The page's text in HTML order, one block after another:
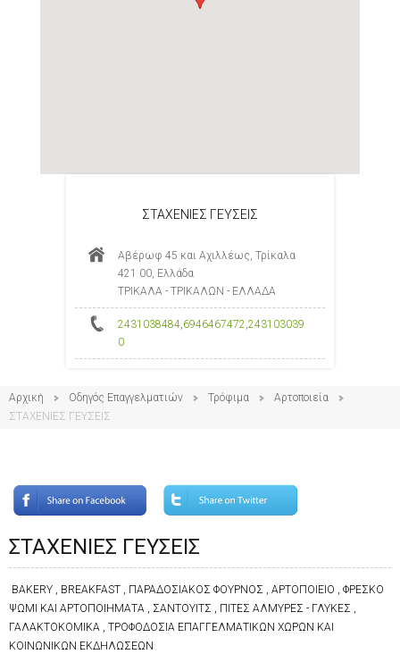
ΣΤΑΧΕΝΙΕΣ ΓΕΥΣΕΙΣ
Αβέρωφ 45 και Αχιλλέως, Τρίκαλα
421 00, Ελλάδα
ΤΡΙΚΑΛΑ - ΤΡΙΚΑΛΩΝ - ΕΛΛΑΔΑ
2431038484,6946467472,243103039
0
Αρχική Οδηγός Επαγγελματιών Τρόφιμα
Αρτοποιεία
ΣΤΑΧΕΝΙΕΣ ΓΕΥΣΕΙΣ
ΣΤΑΧΕΝΙΕΣ ΓΕΥΣΕΙΣ
BAKERY , BREAKFAST , ΠΑΡΑΔΟΣΙΑΚΟΣ ΦΟΥΡΝΟΣ , ΑΡΤΟΠΟΙΕΙΟ , ΦΡΕΣΚΟ
ΨΩΜΙ ΚΑΙ ΑΡΤΟΠΟΙΗΜΑΤΑ , ΣΑΝΤΟΥΙΤΣ , ΠΙΤΕΣ ΑΛΜΥΡΕΣ - ΓΛΥΚΕΣ ,
ΓΑΛΑΚΤΟΚΟΜΙΚΑ , ΤΡΟΦΟΔΟΣΙΑ ΕΠΑΓΓΕΛΜΑΤΙΚΩΝ ΧΩΡΩΝ ΚΑΙ
ΚΟΙΝΩΝΙΚΩΝ ΕΚΔΗΛΩΣΕΩΝ